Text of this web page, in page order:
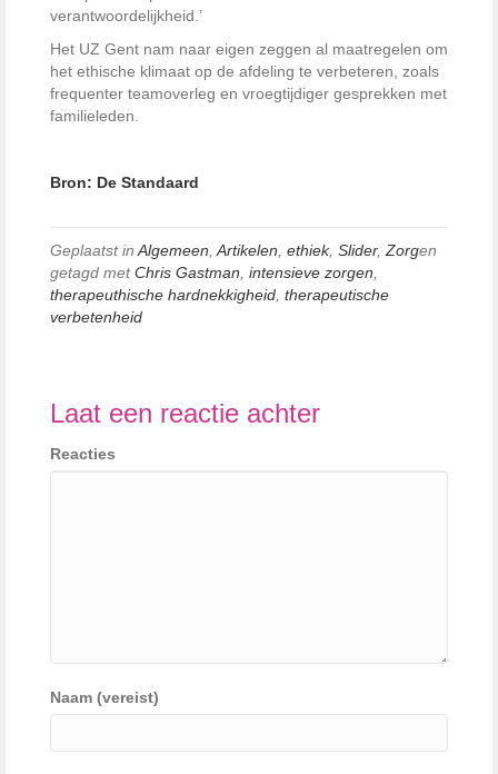
verantwoordelijkheid.’
Het UZ Gent nam naar eigen zeggen al maatregelen om
het ethische klimaat op de afdeling te verbeteren, zoals
frequenter teamoverleg en vroegtijdiger gesprekken met
familieleden.
Bron: De Standaard
Geplaatst in Algemeen Artikelen ethiek, Slider, Zorgen
getagd metChris Gastman intensieve zorgen
therapeuthische hardnekkigheid therapeutische
verbetenheid
Laat een reactie achter
Reacties
Naam (vereist)